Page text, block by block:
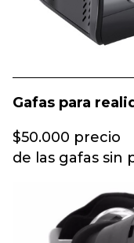
Gafas para
$50.000 precio
de las gafas sin